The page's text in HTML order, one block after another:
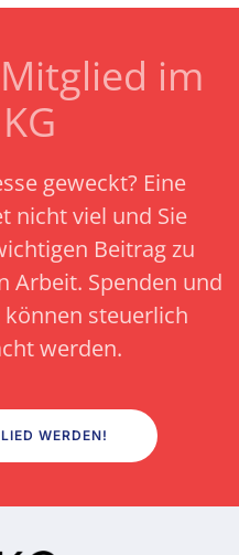
im
geweckt? Eine
nicht viel und Sie
Beitrag zu
Arbeit. Spenden und
steuerlich
werden.
WERDEN!